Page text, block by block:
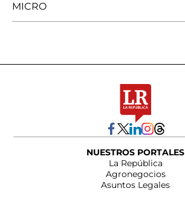
MICRO
NUESTROS PORTALES
La República
Agronegocios
Asuntos Legales